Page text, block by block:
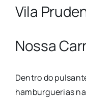
Vila
Nossa
Dentro do
hamburguerias